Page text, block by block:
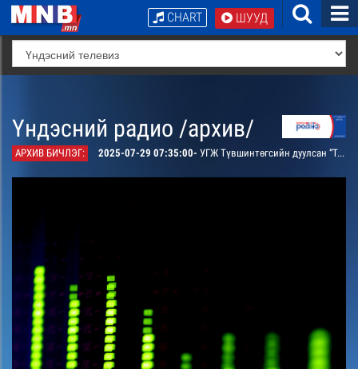
ШУУД
CHART
Үндэсний радио /архив/
АРХИВ БИЧЛЭГ: 2025-07-29 07:35:00- УГЖ Түвшинтөгсийн дуулсан “Тэнгэрийн хишиг” дуу